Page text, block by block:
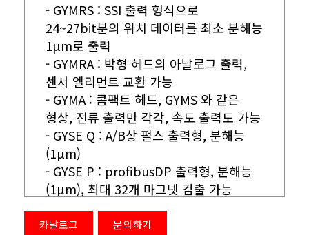
- GYMRS : SSI 출력 형식으로
24~27bit분의 위치 데이터를 최소 분해능
1μm로 출력
- GYMRA : 박형 헤드의 아날로그 출력,
센서 엘리먼트 교환 가능
- GYMA : 콤팩트 헤드, GYMS 와 같은
형상, 전류 출력만 각각, 속도 출력도 가능
- GYSE Q : A/B상 펄스 출력형, 분해능
(1μm)
- GYSE P : profibusDP 출력형, 분해능
(1μm), 최대 32개 마그넷 검출 가능
- GYcAT : 표준형의 아날로그 출력 타입,
경보 출력 있음
카달로그 문의하기